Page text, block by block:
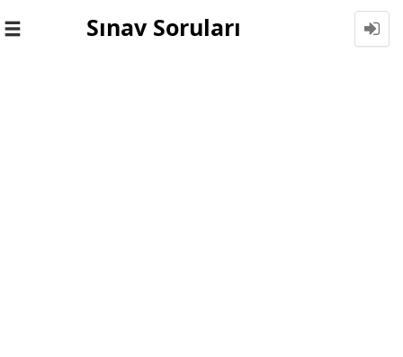
Toggle
Sınav Soruları